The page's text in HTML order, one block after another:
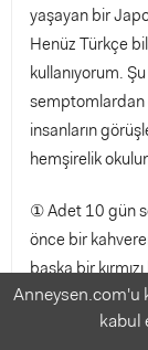
yaşayan bir
Henüz Türkçe
kullanıyorum.
semptomlardan
insanların
hemşirelik
① Adet 10 gün
önce bir
başka bir
② İlk
Anneysen.com'u
kabul